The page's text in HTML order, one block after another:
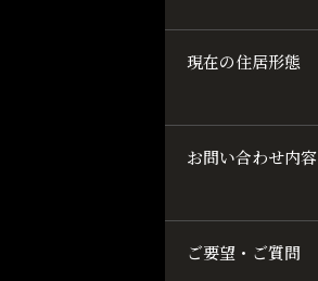
現在の住居形態
お問い合わせ内容
ご要望・ご質問